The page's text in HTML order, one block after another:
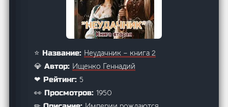
⭐ Название: Неудачник – книга 2
💎 Автор: Ищенко Геннадий
❤ Рейтинг: 5
👀 Просмотров:1950